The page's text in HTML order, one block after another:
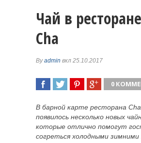
Чай в
Cha
Byadmin вкл 25.10.2017
0
В барной карте ресторана
появилось несколько новых
которые отлично помогут
согреться холодными зимними